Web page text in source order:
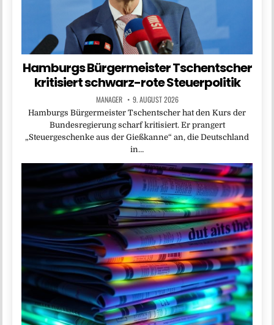
Hamburgs Bürgermeister Tschentscher
kritisiert schwarz-rote Steuerpolitik
MANAGER 9. AUGUST 2026
Hamburgs Bürgermeister Tschentscher hat den Kurs der
Bundesregierung scharf kritisiert. Er prangert
„Steuergeschenke aus der Gießkanne“ an, die Deutschland
in…